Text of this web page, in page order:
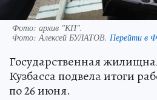
Фото: архив "КП".
Фото:Алексей БУЛАТОВ. Перейти в
Государственная
Кузбасса подвела итоги
по 26 июня.